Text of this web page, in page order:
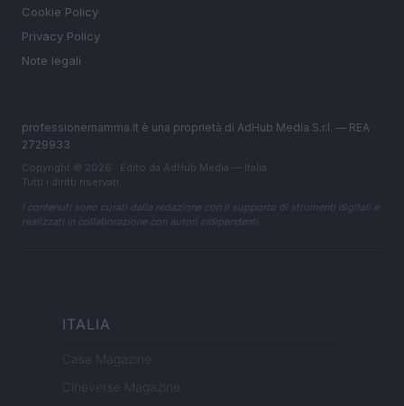
Cookie Policy
Privacy Policy
Note legali
professionemamma.it è una proprietà di AdHub Media S.r.l. — REA
2729933
Copyright © 2026 · Edito da AdHub Media — Italia
Tutti i diritti riservati
I contenuti sono curati dalla redazione con il supporto di strumenti digitali e
realizzati in collaborazione con autori indipendenti.
ITALIA
Casa Magazine
Cineverse Magazine